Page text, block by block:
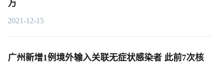
万
2021-12-15
广州新增1例境外输入关联无症状感染者 此前7次核